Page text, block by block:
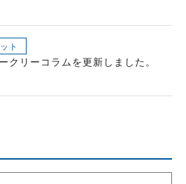
ト
クリーコラムを更新しました。